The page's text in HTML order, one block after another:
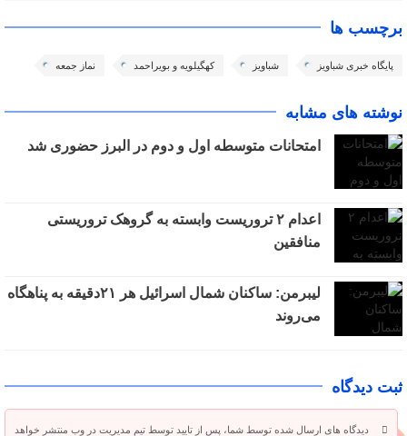
برچسب ها
پایگاه خبری شباویز شباویز کهگیلویه و بویراحمد نماز جمعه
نوشته های مشابه
امتحانات متوسطه اول و دوم در البرز حضوری شد
اعدام ۲ تروریست وابسته به گروهک تروریستی
منافقین
لیبرمن: ساکنان شمال اسرائیل هر ۲۱دقیقه به پناهگاه
می‌روند
ثبت دیدگاه
دیدگاه های ارسال شده توسط شما، پس از تایید توسط تیم مدیریت در وب منتشر خواهد